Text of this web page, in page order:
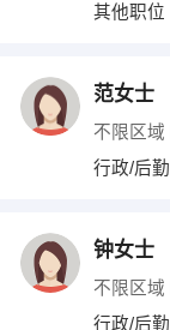
其他职位
范女士
不限区域
行政/后勤
钟女士
不限区域
行政/后勤